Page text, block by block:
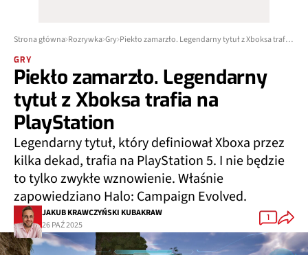
Strona główna Rozrywka Gry
GRY
Piekło zamarzło. Legendarny
tytuł z Xboksa trafia na
PlayStation
Legendarny tytuł, który definiował Xboxa przez
kilka dekad, trafia na PlayStation 5. I nie będzie
to tylko zwykłe wznowienie. Właśnie
zapowiedziano Halo: Campaign Evolved.
JAKUB KRAWCZYŃSKI KUBAKRAW
26 PAŹ 2025
1